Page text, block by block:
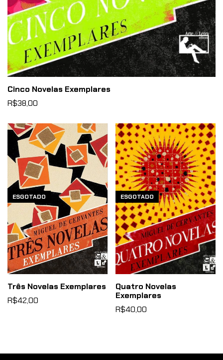
Cinco Novelas Exemplares
R$38,00
ESGOTADO
Três Novelas Exemplares
R$42,00
ESGOTADO
Quatro Novelas
Exemplares
R$40,00